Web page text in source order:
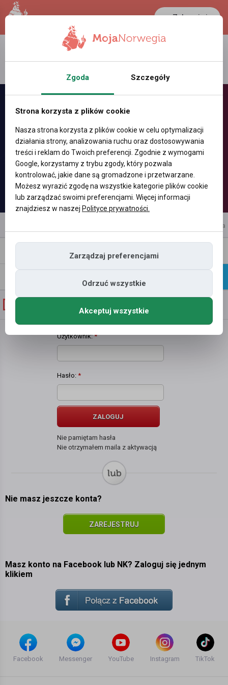
Zaloguj się
LANCASTER
30.2 °C 0.386 PLN
reklama
wiadomość
Użytkownik:*
Hasło: *
ZALOGUJ
Nie pamiętam hasła
Nie otrzymałem maila z aktywacją
Nie masz jeszcze konta?
ZAREJESTRUJ
Masz konto na Facebook lub NK? Zaloguj się jednym
klikiem
Facebook Messenger YouTube Instagram TikTok
Zgoda Szczegóły
Strona korzysta z plików cookie
Nasza strona korzysta z plików cookie w celu optymalizacji
działania strony, analizowania ruchu oraz dostosowywania
treści i reklam do Twoich preferencji. Zgodnie z wymogami
Google, korzystamy z trybu zgody, który pozwala
kontrolować, jakie dane są gromadzone i przetwarzane.
Możesz wyrazić zgodę na wszystkie kategorie plików cookie
lub zarządzać swoimi preferencjami. Więcej informacji
znajdziesz w naszej Polityce prywatności.
Zarządzaj preferencjami
Odrzuć wszystkie
Akceptuj wszystkie